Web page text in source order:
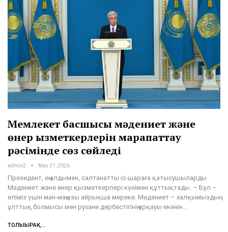
Мемлекет басшысы мәдениет және
өнер қызметкерлерін марапаттау
рәсімінде сөз сөйледі
admin2 May 21, 2026
Президент, ең алдымен, салтанатты іс-шараға қатысушыларды
Мәдениет және өнер қызметкерлері күнімен құттықтады. – Бұл –
еліміз үшін мән-маңызы айрықша мереке. Мәдениет – халқымыздың
ұлттық болмысы мен рухани дербестігінің арқауы екенін…
ТОЛЫҒЫРАҚ...